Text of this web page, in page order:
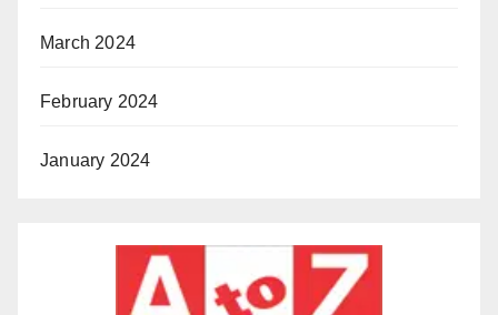
March 2024
February 2024
January 2024